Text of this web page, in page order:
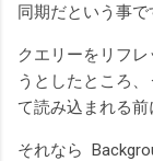
同期だという事で
クエリーをリフ
うとしたところ
て読み込まれる前
それなら